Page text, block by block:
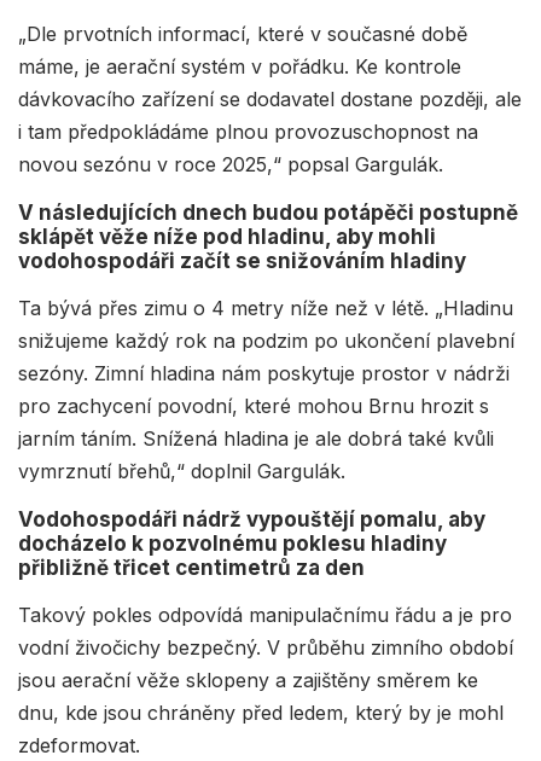
„Dle prvotních informací, které v současné době
máme, je aerační systém v pořádku. Ke kontrole
dávkovacího zařízení se dodavatel dostane později, ale
i tam předpokládáme plnou provozuschopnost na
novou sezónu v roce 2025,“ popsal Gargulák.
V následujících dnech budou potápěči postupně
sklápět věže níže pod hladinu, aby mohli
vodohospodáři začít se snižováním hladiny
Ta bývá přes zimu o 4 metry níže než v létě. „Hladinu
snižujeme každý rok na podzim po ukončení plavební
sezóny. Zimní hladina nám poskytuje prostor v nádrži
pro zachycení povodní, které mohou Brnu hrozit s
jarním táním. Snížená hladina je ale dobrá také kvůli
vymrznutí břehů,“ doplnil Gargulák.
Vodohospodáři nádrž vypouštějí pomalu, aby
docházelo k pozvolnému poklesu hladiny
přibližně třicet centimetrů za den
Takový pokles odpovídá manipulačnímu řádu a je pro
vodní živočichy bezpečný. V průběhu zimního období
jsou aerační věže sklopeny a zajištěny směrem ke
dnu, kde jsou chráněny před ledem, který by je mohl
zdeformovat.